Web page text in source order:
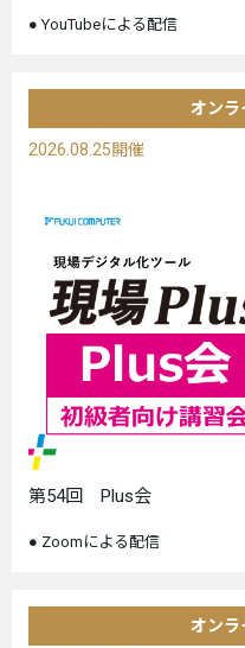
YouTubeによる配信
オンラ
2026.08.25開催
第54回 Plus会
Zoomによる配信
オンラ